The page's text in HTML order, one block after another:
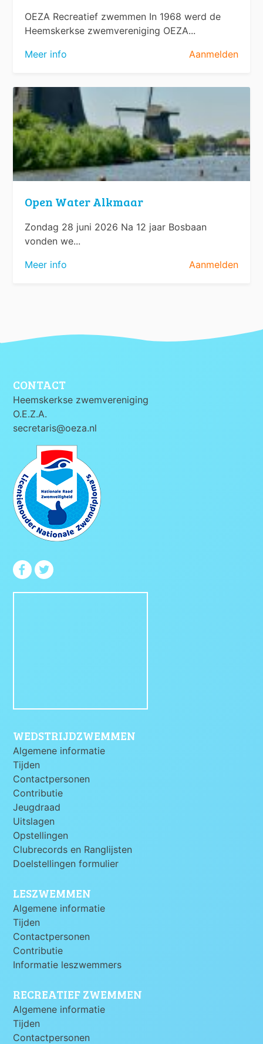
OEZA Recreatief zwemmen In 1968 werd de
Heemskerkse zwemvereniging OEZA...
Meer info
Aanmelden
Open Water Alkmaar
Zondag 28 juni 2026 Na 12 jaar Bosbaan
vonden we...
Meer info
Aanmelden
CONTACT
Heemskerkse zwemvereniging
O.E.Z.A.
secretaris@oeza.nl
WEDSTRIJDZWEMMEN
Algemene informatie
Tijden
Contactpersonen
Contributie
Jeugdraad
Uitslagen
Opstellingen
Clubrecords en Ranglijsten
Doelstellingen formulier
LESZWEMMEN
Algemene informatie
Tijden
Contactpersonen
Contributie
Informatie leszwemmers
RECREATIEF ZWEMMEN
Algemene informatie
Tijden
Contactpersonen